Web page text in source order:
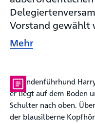
Vorstand gewählt
Mehr